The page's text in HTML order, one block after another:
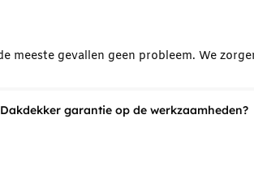
meeste gevallen geen probleem. We
garantie op de werkzaamheden?